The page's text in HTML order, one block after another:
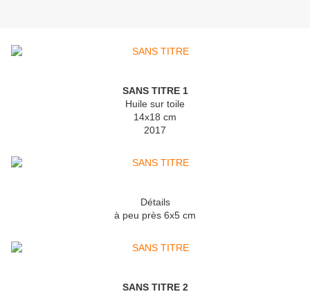
SANS TITRE 1
Huile sur toile
14x18 cm
2017
Détails
à peu près 6x5 cm
SANS TITRE 2